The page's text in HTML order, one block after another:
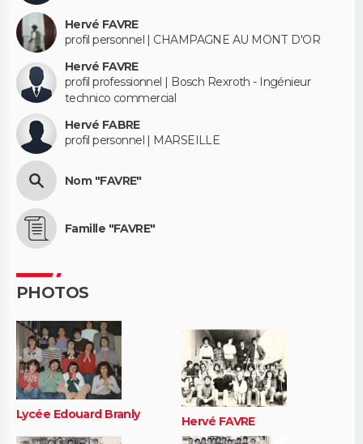
Hervé FAVRE
profil personnel | CHAMPAGNE AU MONT D'OR
Hervé FAVRE
profil professionnel | Bosch Rexroth - Ingénieur
technico commercial
Hervé FABRE
profil personnel | MARSEILLE
Nom "FAVRE"
Famille "FAVRE"
PHOTOS
Lycée Edouard Branly Hervé FAVRE